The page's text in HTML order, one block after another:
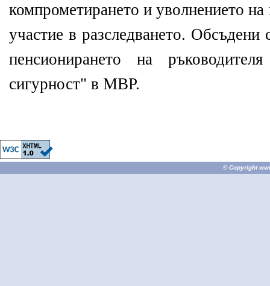
компрометирането и уволнението
участие в разследването. Обсъдени
пенсионирането на
сигурност" в МВР.
© Copyright